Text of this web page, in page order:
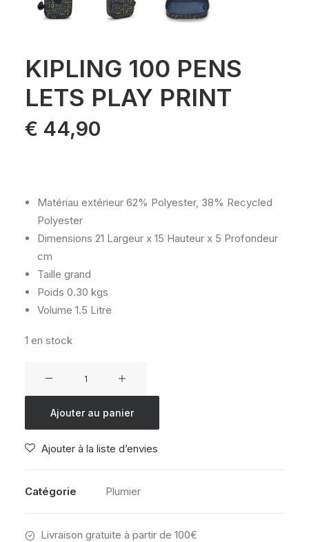
KIPLING 100 PENS
LETS PLAY PRINT
€ 44,90
Matériau extérieur 62% Polyester, 38% Recycled
Polyester
Dimensions 21 Largeur x 15 Hauteur x 5 Profondeur
cm
Taille grand
Poids 0.30 kgs
Volume 1.5 Litre
1 en stock
LETS
PRINT
Ajouter au panier
Ajouter à la liste d’envies
Catégorie Plumier
Livraison gratuite à partir de 100€